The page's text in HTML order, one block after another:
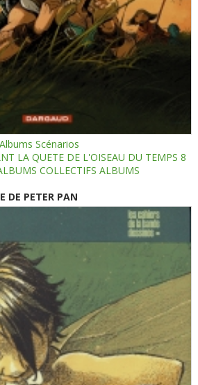
Scénarios
LA QUETE DE L'OISEAU DU TEMPS 8
COLLECTIFS ALBUMS
DE PETER PAN